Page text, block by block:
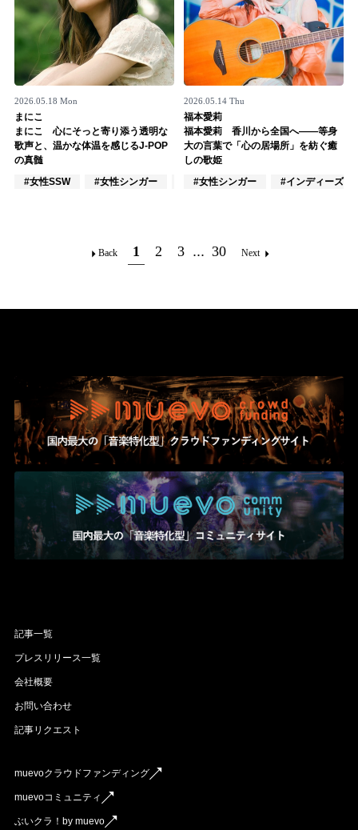
2026.05.18 Mon
まにこ
まにこ 心にそっと寄り添う透明な
歌声と、温かな体温を感じるJ-POP
の真髄
#女性SSW
#女性シンガー #インディーズ
2026.05.14 Thu
福本愛莉
福本愛莉 香川から全国へ――等身
大の言葉で「心の居場所」を紡ぐ癒
しの歌姫
#女性シンガー
#インディーズ
Back 1 2 3 ... 30 Next
記事一覧
プレスリリース一覧
会社概要
お問い合わせ
記事リクエスト
muevoクラウドファンディング
muevoコミュニティ
ぶいクラ！by muevo